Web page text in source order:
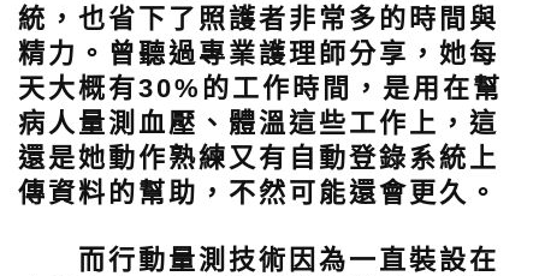
統，也省下了照護者非常多的時間與
精力。曾聽過專業護理師分享，她每
天大概有30%的工作時間，是用在幫
病人量測血壓、體溫這些工作上，這
還是她動作熟練又有自動登錄系統上
傳資料的幫助，不然可能還會更久。
而行動量測技術因為一直裝設在